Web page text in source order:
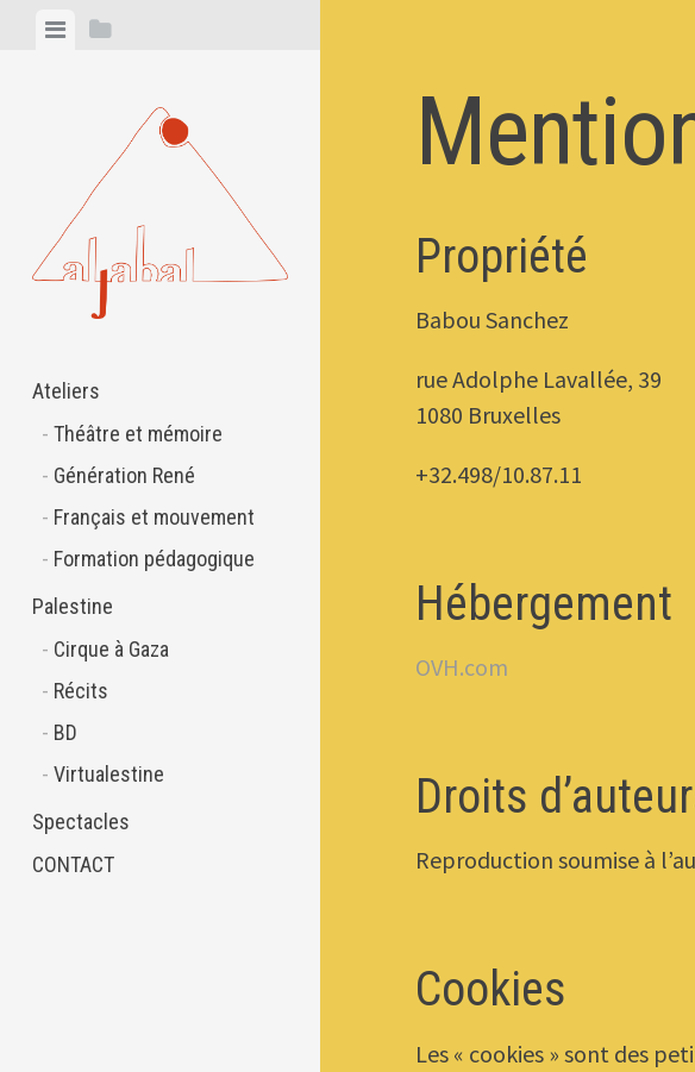
ViewView
Ateliers
Théâtre et mémoire
Génération René
Français et mouvement
Formation pédagogique
Palestine
Cirque à Gaza
Récits
BD
Virtualestine
Spectacles
CONTACT
Propriété
Babou Sanchez
rue Adolphe Lavallée, 39
1080 Bruxelles
+32.498/10.87.11
Hébergement
OVH.com
Droits
Reproduction soumise à
Cookies
Les « cookies » sont des